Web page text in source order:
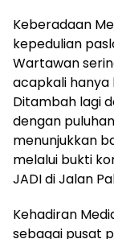
Keberadaan
kepedulian
Wartawan
acapkali
Ditambah lagi
dengan
menunjukkan
melalui bukti
JADI di Jalan
Kehadiran
sebagai pusat